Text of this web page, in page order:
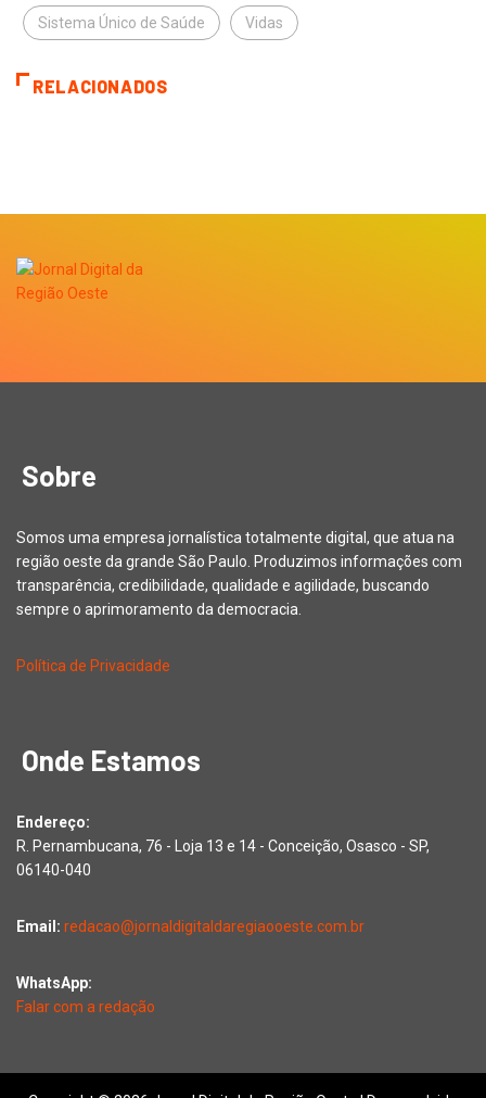
Sistema Único de Saúde Vidas
RELACIONADOS
Sobre
Somos uma empresa jornalística totalmente digital, que atua na
região oeste da grande São Paulo. Produzimos informações com
transparência, credibilidade, qualidade e agilidade, buscando
sempre o aprimoramento da democracia.
Política de Privacidade
Onde Estamos
Endereço:
R. Pernambucana, 76 - Loja 13 e 14 - Conceição, Osasco - SP,
06140-040
Email: redacao@jornaldigitaldaregiaooeste.com.br
WhatsApp:
Falar com a redação